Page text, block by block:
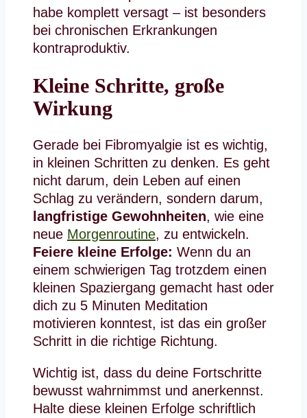
habe komplett versagt – ist besonders
bei chronischen Erkrankungen
kontraproduktiv.
Kleine Schritte, große
Wirkung
Gerade bei Fibromyalgie ist es wichtig,
in kleinen Schritten zu denken. Es geht
nicht darum, dein Leben auf einen
Schlag zu verändern, sondern darum,
langfristige Gewohnheiten, wie eine
neue Morgenroutine, zu entwickeln.
Feiere kleine Erfolge: Wenn du an
einem schwierigen Tag trotzdem einen
kleinen Spaziergang gemacht hast oder
dich zu 5 Minuten Meditation
motivieren konntest, ist das ein großer
Schritt in die richtige Richtung.
Wichtig ist, dass du deine Fortschritte
bewusst wahrnimmst und anerkennst.
Halte diese kleinen Erfolge schriftlich